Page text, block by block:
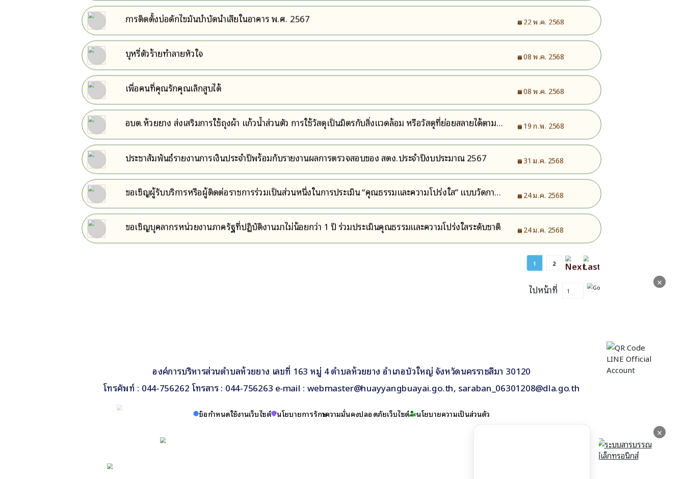
×
×
การติดตั้งบ่อดักไขมันบำบัดนำเสียในอาคาร พ.ศ. 2567 22 พ.ค. 2568
บุหรี่ตัวร้ายทำลายหัวใจ 08 พ.ค. 2568
เพื่อคนที่คุณรักคุณเลิกสูบได้ 08 พ.ค. 2568
อบต.ห้วยยาง ส่งเสริมการใช้ถุงผ้า แก้วน้ำส่วนตัว การใช้วัสดุเป็นมิตรกับสิ่งแวดล้อม หรือวัสดุที่ย่อยสลายได้ตาม
ธรรมชาติ
19 ก.พ. 2568
ประชาสัมพันธ์รายงานการเงินประจำปีพร้อมกับรายงานผลการตรวจสอบของ สตง.ประจำปีงบประมาณ 2567 31 ม.ค. 2568
ขอเชิญผู้รับบริการหรือผู้ติดต่อราชการร่วมเป็นส่วนหนึ่งในการประเมิน “คุณธรรมและความโปร่งใส” แบบวัดการ
รับรู้ของผู้มีส่วนได้เสียภายนอก
24 ม.ค. 2568
ขอเชิญบุคลากรหน่วยงานภาครัฐที่ปฏิบัติงานมาไม่น้อยกว่า 1 ปี ร่วมประเมินคุณธรรมและความโปร่งใสระดับชาติ 24 ม.ค. 2568
1 2
ไปหน้าที่
องค์การบริหารส่วนตำบลห้วยยาง เลขที่ 163 หมู่ 4 ตำบลห้วยยาง อำเภอบัวใหญ่ จังหวัดนครราชสีมา 30120
โทรศัพท์ : 044-756262 โทรสาร : 044-756263 e-mail : webmaster@huayyangbuayai.go.th, saraban_06301208@dla.go.th
ข้อกำหนดใช้งานเว็บไซต์ นโยบายการรักษาความมั่นคงปลอดภัยเว็บไซต์ นโยบายความเป็นส่วนตัว